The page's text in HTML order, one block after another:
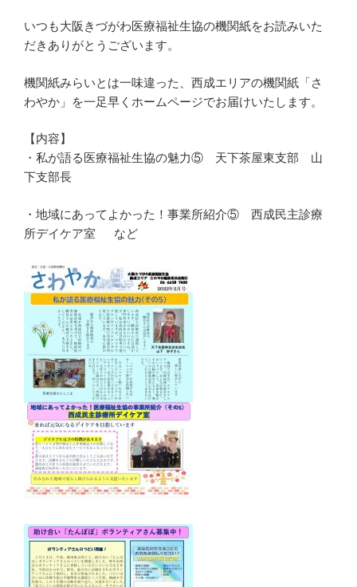
いつも大阪きづがわ医療福祉生協の機関紙をお読みいた
だきありがとうございます。
機関紙みらいとは一味違った、西成エリアの機関紙「さ
わやか」を一足早くホームページでお届けいたします。
【内容】
・私が語る医療福祉生協の魅力⑤ 天下茶屋東支部 山
下支部長
・地域にあってよかった！事業所紹介⑤ 西成民主診療
所デイケア室 など